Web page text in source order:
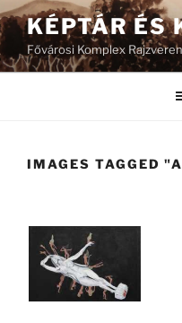
Tartalomhoz
KÉPTÁR ÉS
Fővárosi Komplex
IMAGES TAGGED